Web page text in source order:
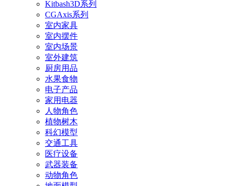
Kitbash3D系列
CGAxis系列
室内家具
室内摆件
室内场景
室外建筑
厨房用品
水果食物
电子产品
家用电器
人物角色
植物树木
科幻模型
交通工具
医疗设备
武器装备
动物角色